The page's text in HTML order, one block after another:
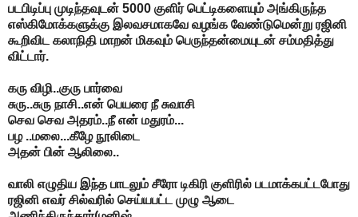
படபிடிப்பு முடிந்தவுடன் 5000 குளிர் பெட்டிகளையும் அங்கிருந்த
எஸ்கிமோக்களுக்கு இலவசமாகவே வழங்க வேண்டுமென்று ரஜினி
கூறிவிட கலாநிதி மாறன் மிகவும் பெருந்தன்மையுடன் சம்மதித்து
விட்டார்.
கரு விழி..குரு பார்வை
சுரு..சுரு நாசி..என் பெயரை நீ சுவாசி
செவ செவ அதரம்..நீ என் மதுரம்...
பழ ..மலை...கீழே நூலிடை
அதன் பின் ஆலிலை..
வாலி எழுதிய இந்த பாடலும் சீரோ டிகிரி குளிரில் படமாக்கபட்டபோது
ரஜினி எவர் சில்வரில் செய்யபட்ட முழு ஆடை